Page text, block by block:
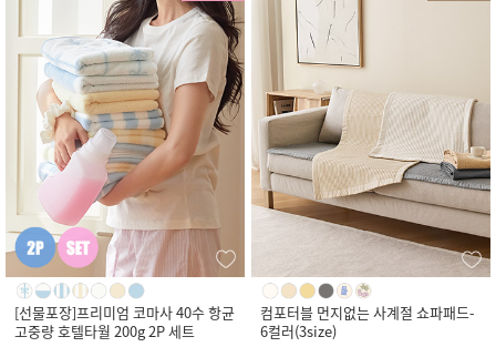
[선물포장]프리미엄 코마사 40수 항균
고중량 호텔타월 200g 2P 세트
컴포터블 먼지없는 사계절 쇼파패드-
6컬러(3size)